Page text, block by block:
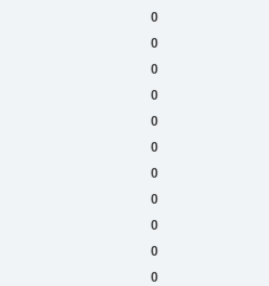
0
0
0
0
0
0
0
0
0
0
0